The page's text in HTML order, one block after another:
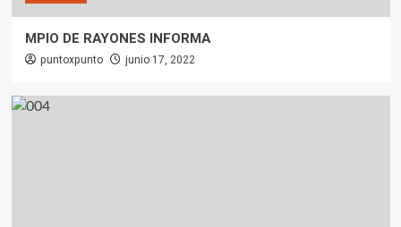
MPIO DE RAYONES INFORMA
puntoxpunto junio 17, 2022